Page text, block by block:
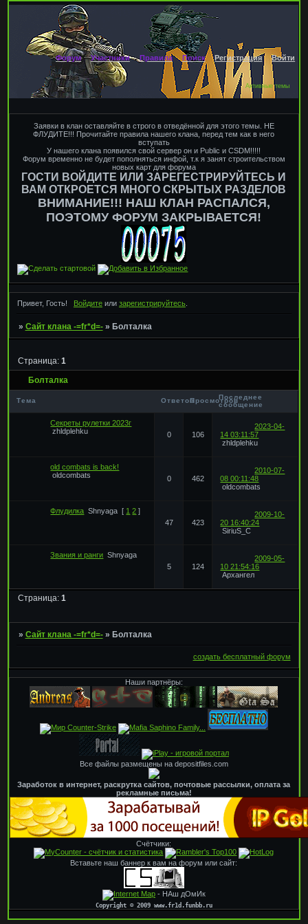
Форум Участники Правила Поиск Регистрация Войти
Активные темы
Заявки в клан оставляйте в строго в отведённой для этого темы. НЕ
ФЛУДИТЕ!!! Прочитайте правила нашего клана, перед тем как в него
вступать
У нашего клана появился свой сервер он и Public и CSDM!!!!!
Форум временно не будет пополняться инфой, т.к я занят строительством
новых карт для форума
ГОСТИ ВОЙДИТЕ ИЛИ ЗАРЕГЕСТРИРУЙТЕСЬ И
ВАМ ОТКРОЕТСЯ МНОГО СКРЫТЫХ РАЗДЕЛОВ
ВНИМАНИЕ!!! НАШ КЛАН РАСПАЛСЯ,
ПОЭТОМУ ФОРУМ ЗАКРЫВАЕТСЯ!
Привет, Гость! Войдитеили зарегистрируйтесь.
» Сайт клана -=fr*d=- » Болталка
Болталка
Страница: 1
Тема ОтветовПросмотровПоследнее
сообщение
Секреты рулетки 2023г
zhldplehku
0 106
2023-04-
14 03:11:57
zhldplehku
old combats is back!
oldcombats
0 462
2010-07-
08 00:11:48
oldcombats
Флудилка Shnyaga [ 1 2 ]
47
423
2009-10-
20 16:40:24
SiriuS_C
Звания и ранги Shnyaga
5
124
2009-05-
10 21:54:16
Архангел
Страница: 1
» Сайт клана -=fr*d=- » Болталка
создать бесплатный форум
Наши партнёры:
Все файлы размещены на depositfiles.com
Заработок в интернет, раскрутка сайтов, почтовые рассылки, оплата за
рекламные письма!
Cчётчики:
Вставьте наш баннер к вам на форум или сайт:
- НАш дОмИк
Copyright © 2009 www.fr1d.funbb.ru